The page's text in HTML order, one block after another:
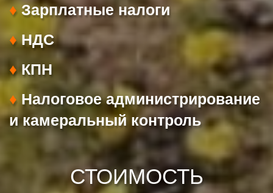
♦ ⁠Зарплатные налоги
♦ НДС
♦ КПН
♦ Налоговое администрирование
и камеральный контроль
СТОИМОСТЬ